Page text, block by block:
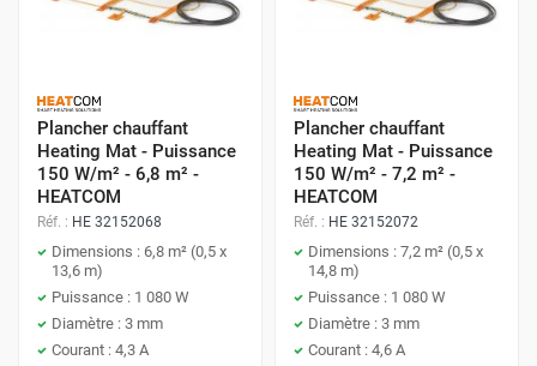
Plancher chauffant
Heating Mat - Puissance
150 W/m² - 6,8 m² -
HEATCOM
Réf. : HE 32152068
Dimensions : 6,8 m² (0,5 x
13,6 m)
Puissance : 1 080 W
Diamètre : 3 mm
Courant : 4,3 A
Plancher chauffant
Heating Mat - Puissance
150 W/m² - 7,2 m² -
HEATCOM
Réf. : HE 32152072
Dimensions : 7,2 m² (0,5 x
14,8 m)
Puissance : 1 080 W
Diamètre : 3 mm
Courant : 4,6 A